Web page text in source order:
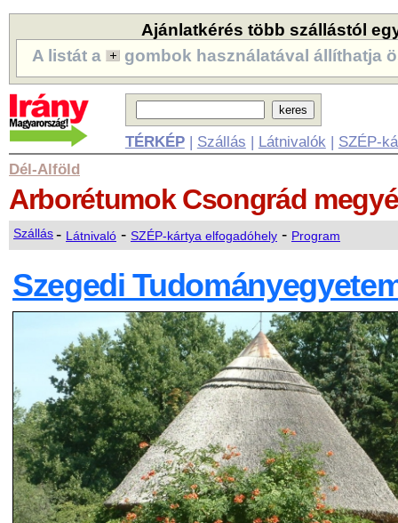
Ajánlatkérés több szállástól
A listát a
gombok használatával állíthatja
TÉRKÉP| Szállás | Látnivalók | SZÉP-
Dél-Alföld
Arborétumok Csongrád
Szállás- Látnivaló - SZÉP-kártya elfogadóhely - Program
Szegedi